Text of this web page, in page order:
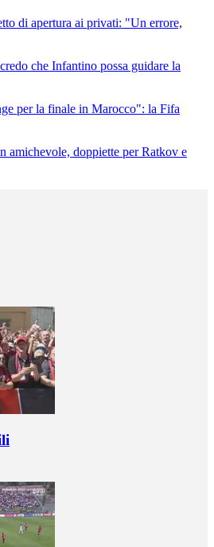
di apertura ai privati: "Un errore,
che Infantino possa guidare la
per la finale in Marocco": la Fifa
amichevole, doppiette per Ratkov e